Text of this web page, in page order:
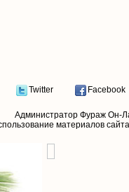
Twitter Facebook
Администратор Фураж Он-
материалов